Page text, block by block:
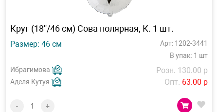
Круг (18''/46 см) Сова полярная, К. 1 шт.
Размер: 46 см
Арт: 1202-3441
В упак: 1 шт
Ибрагимова
Аделя Кутуя
Розн. 130.00 р
Опт. 63.00 р
- +